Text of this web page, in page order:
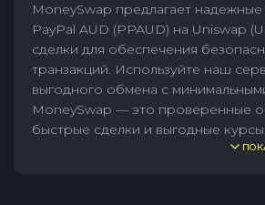
MoneySwap предлагает
PayPal AUD (PPAUD) на Uniswap
сделки для обеспечения
транзакций. Используйте наш
выгодного обмена с
MoneySwap — это проверенные
быстрые сделки и выгодные курсы.